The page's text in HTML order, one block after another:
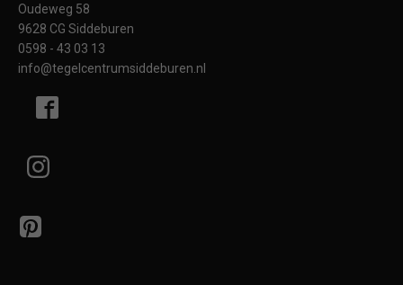
Oudeweg 58
9628 CG Siddeburen
0598 - 43 03 13
info@tegelcentrumsiddeburen.nl